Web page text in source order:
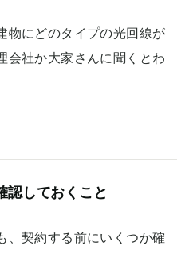
物にどのタイプの光回線が
会社か大家さんに聞くとわ
認しておくこと
、契約する前にいくつか確